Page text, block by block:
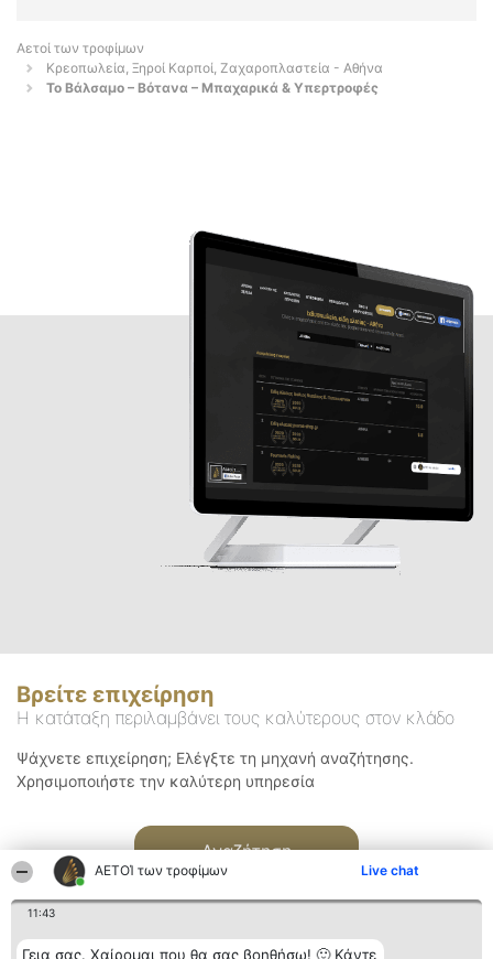
ΑΕΤΟΊ των τροφίμων Live chat
11:43
Γεια σας. Χαίρομαι που θα σας βοηθήσω! 🙂 Κάντε
Αετοί των τροφίμων
Κρεοπωλεία, Ξηροί Καρποί, Ζαχαροπλαστεία - Αθήνα
Το Βάλσαμο – Βότανα – Μπαχαρικά & Υπερτροφές
Βρείτε επιχείρηση
Η κατάταξη περιλαμβάνει τους καλύτερους στον κλάδο
Ψάχνετε επιχείρηση; Ελέγξτε τη μηχανή αναζήτησης.
Χρησιμοποιήστε την καλύτερη υπηρεσία
Αναζήτηση